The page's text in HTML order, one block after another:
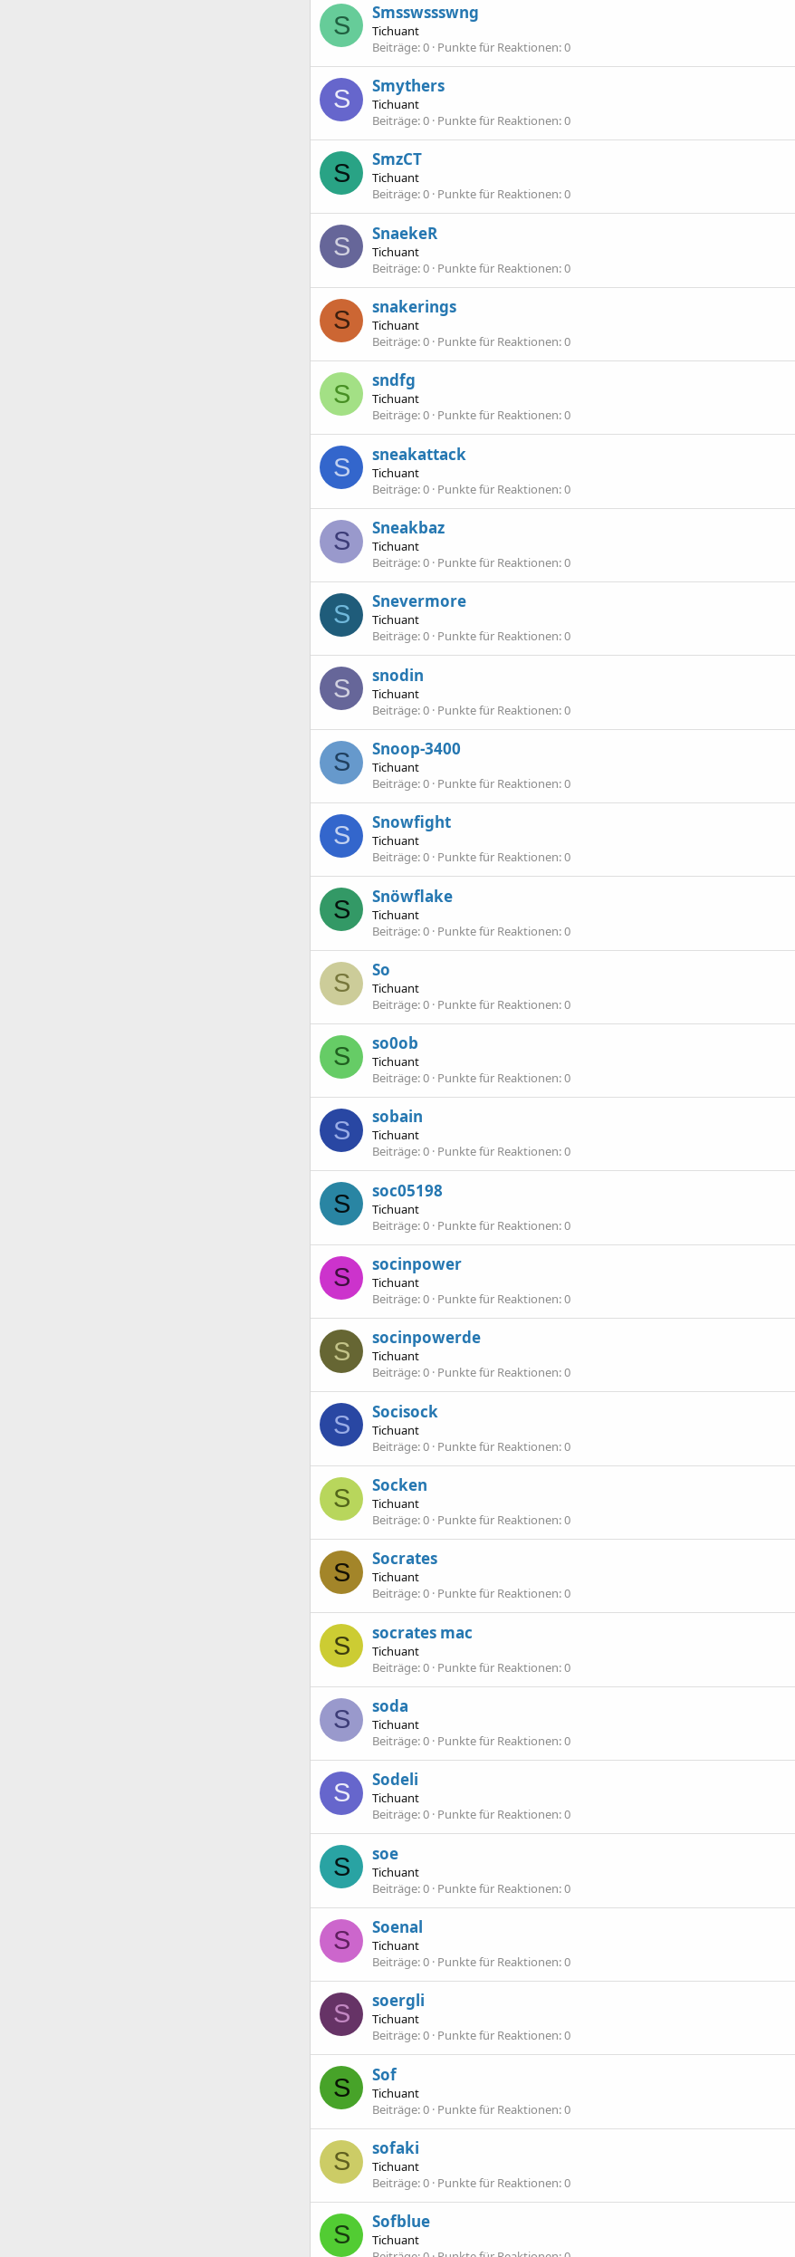
S Smsswssswng
Tichuant
Beiträge 0 Punkte für Reaktionen 0
S Smythers
Tichuant
Beiträge 0 Punkte für Reaktionen 0
S SmzCT
Tichuant
Beiträge 0 Punkte für Reaktionen 0
S SnaekeR
Tichuant
Beiträge 0 Punkte für Reaktionen 0
S snakerings
Tichuant
Beiträge 0 Punkte für Reaktionen 0
S sndfg
Tichuant
Beiträge 0 Punkte für Reaktionen 0
S sneakattack
Tichuant
Beiträge 0 Punkte für Reaktionen 0
S Sneakbaz
Tichuant
Beiträge 0 Punkte für Reaktionen 0
S Snevermore
Tichuant
Beiträge 0 Punkte für Reaktionen 0
S snodin
Tichuant
Beiträge 0 Punkte für Reaktionen 0
S Snoop-3400
Tichuant
Beiträge 0 Punkte für Reaktionen 0
S Snowfight
Tichuant
Beiträge 0 Punkte für Reaktionen 0
S Snöwflake
Tichuant
Beiträge 0 Punkte für Reaktionen 0
S So
Tichuant
Beiträge 0 Punkte für Reaktionen 0
S so0ob
Tichuant
Beiträge 0 Punkte für Reaktionen 0
S sobain
Tichuant
Beiträge 0 Punkte für Reaktionen 0
S soc05198
Tichuant
Beiträge 0 Punkte für Reaktionen 0
S socinpower
Tichuant
Beiträge 0 Punkte für Reaktionen 0
S socinpowerde
Tichuant
Beiträge 0 Punkte für Reaktionen 0
S Socisock
Tichuant
Beiträge 0 Punkte für Reaktionen 0
S Socken
Tichuant
Beiträge 0 Punkte für Reaktionen 0
S Socrates
Tichuant
Beiträge 0 Punkte für Reaktionen 0
S socrates mac
Tichuant
Beiträge 0 Punkte für Reaktionen 0
S soda
Tichuant
Beiträge 0 Punkte für Reaktionen 0
S Sodeli
Tichuant
Beiträge 0 Punkte für Reaktionen 0
S soe
Tichuant
Beiträge 0 Punkte für Reaktionen 0
S Soenal
Tichuant
Beiträge 0 Punkte für Reaktionen 0
S soergli
Tichuant
Beiträge 0 Punkte für Reaktionen 0
S Sof
Tichuant
Beiträge 0 Punkte für Reaktionen 0
S sofaki
Tichuant
Beiträge 0 Punkte für Reaktionen 0
S Sofblue
Tichuant